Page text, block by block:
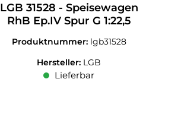
LGB 31528 - Speisewagen
RhB Ep.IV Spur G 1:22,5
Produktnummer: lgb31528
Hersteller: LGB
Lieferbar